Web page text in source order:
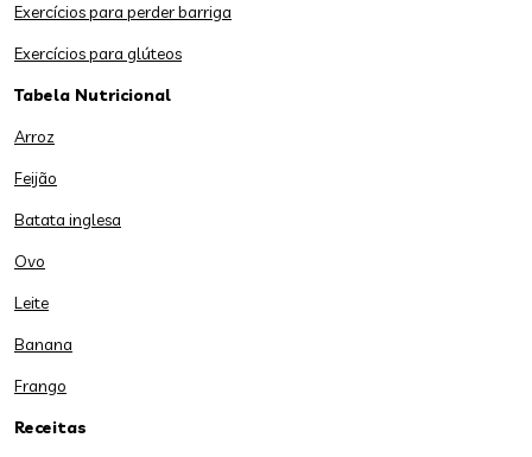
Exercícios para perder barriga
Exercícios para glúteos
Tabela Nutricional
Arroz
Feijão
Batata inglesa
Ovo
Leite
Banana
Frango
Receitas